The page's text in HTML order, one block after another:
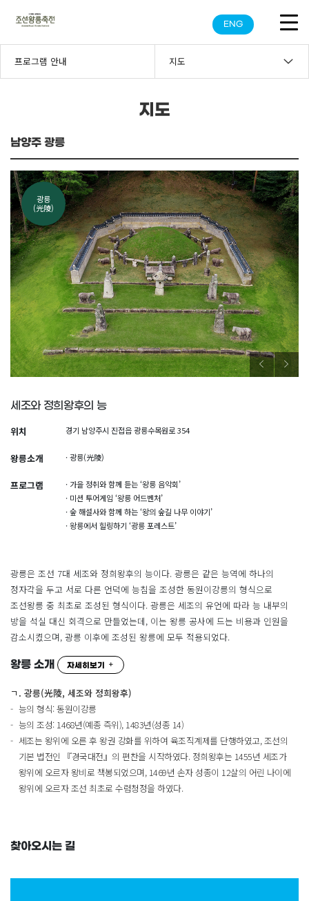
ENG
프로그램 안내 지도
지도
남양주 광릉
광릉
(光陵)
세조와 정희왕후의 능
위치
경기 남양주시 진접읍 광릉수목원로 354
왕릉소개 · 광릉(光陵)
프로그램
· 가을 정취와 함께 듣는 ‘왕릉 음악회’
· 미션 투어게임 ‘왕릉 어드벤처’
· 숲 해설사와 함께 하는 ‘왕의 숲길 나무 이야기’
· 왕릉에서 힐링하기 ‘광릉 포레스트’
광릉은 조선 7대 세조와 정희왕후의 능이다. 광릉은 같은 능역에 하나의
정자각을 두고 서로 다른 언덕에 능침을 조성한 동원이강릉의 형식으로
조선왕릉 중 최초로 조성된 형식이다. 광릉은 세조의 유언에 따라 능 내부의
방을 석실 대신 회격으로 만들었는데, 이는 왕릉 공사에 드는 비용과 인원을
감소시켰으며, 광릉 이후에 조성된 왕릉에 모두 적용되었다.
왕릉 소개 자세히보기
ㄱ. 광릉(光陵, 세조와 정희왕후)
능의 형식: 동원이강릉
능의 조성: 1468년(예종 즉위), 1483년(성종 14)
세조는 왕위에 오른 후 왕권 강화를 위하여 육조직계제를 단행하였고, 조선의
기본 법전인 『경국대전』의 편찬을 시작하였다. 정희왕후는 1455년 세조가
왕위에 오르자 왕비로 책봉되었으며, 1469년 손자 성종이 12살의 어린 나이에
왕위에 오르자 조선 최초로 수렴청정을 하였다.
찾아오시는 길